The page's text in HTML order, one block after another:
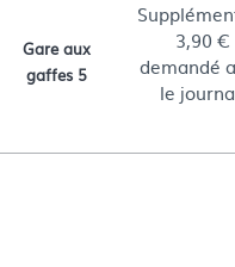
Gare aux
gaffes 5
3,90 €
demandé
le